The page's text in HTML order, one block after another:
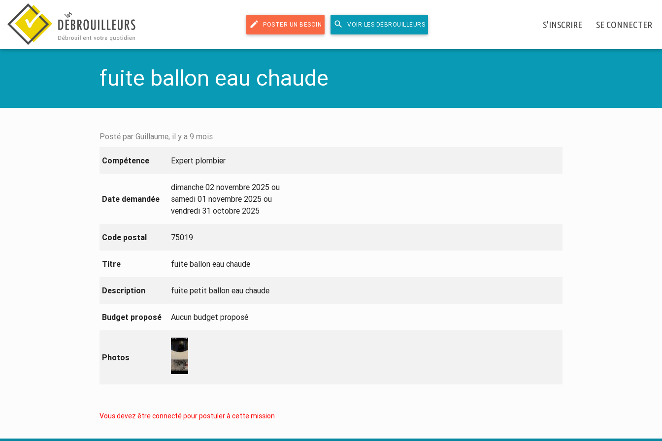
edit POSTER UN BESOIN search VOIR LES DÉBROUILLEURS S'INSCRIRE SE CONNECTER
fuite ballon eau chaude
Posté par Guillaume, il y a 9 mois
Compétence Expert plombier
Date demandée
dimanche 02 novembre 2025 ou
samedi 01 novembre 2025 ou
vendredi 31 octobre 2025
Code postal 75019
Titre fuite ballon eau chaude
Description fuite petit ballon eau chaude
Budget proposé Aucun budget proposé
Photos
Vous devez être connecté pour postuler à cette mission